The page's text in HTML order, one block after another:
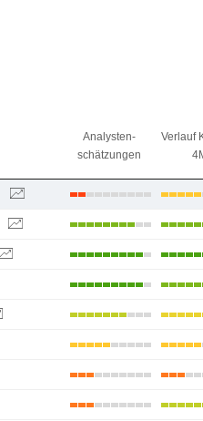
Analysten-
schätzungen
Verlauf